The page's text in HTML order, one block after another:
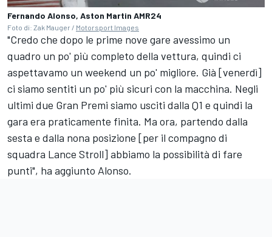
Fernando Alonso, Aston Martin AMR24
Foto di: Zak Mauger / Motorsport Images
"Credo che dopo le prime nove gare avessimo un
quadro un po' più completo della vettura, quindi ci
aspettavamo un weekend un po' migliore. Già [venerdì]
ci siamo sentiti un po' più sicuri con la macchina. Negli
ultimi due Gran Premi siamo usciti dalla Q1 e quindi la
gara era praticamente finita. Ma ora, partendo dalla
sesta e dalla nona posizione [per il compagno di
squadra Lance Stroll] abbiamo la possibilità di fare
punti", ha aggiunto Alonso.